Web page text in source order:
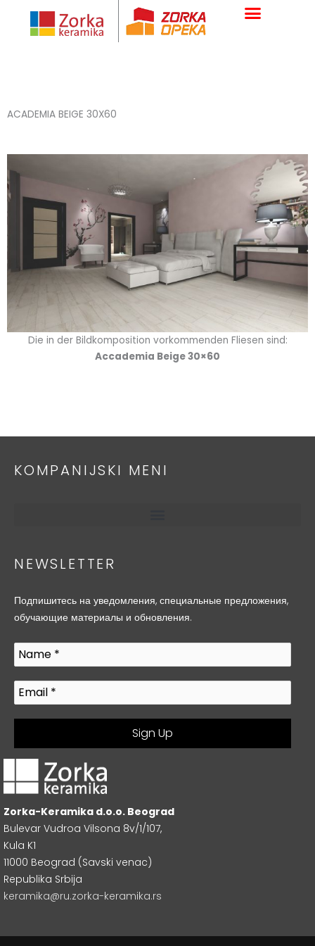
content
ACADEMIA BEIGE 30X60
Die in der Bildkomposition vorkommenden Fliesen sind:
Accademia Beige 30×60
KOMPANIJSKI MENI
NEWSLETTER
Подпишитесь на уведомления, специальные предложения,
обучающие материалы и обновления.
Zorka-Keramika d.o.o. Beograd
Bulevar Vudroa Vilsona 8v/1/107,
Kula K1
11000 Beograd (Savski venac)
Republika Srbija
keramika@ru.zorka-keramika.rs